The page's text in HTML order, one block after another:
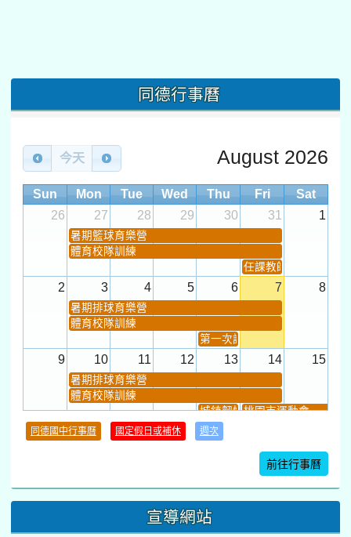
同德行事曆
今天 August 2026
Sun Mon Tue Wed Thu Fri
Sat
26
27 28 29 30 31 1
暑期籃球育樂營
體育校隊訓練
任課教師抽籤
2 3 4 5 6 7 8
暑期排球育樂營
體育校隊訓練
第一次課發會 (12:30~)
9 10 11 12 13 14 15
暑期排球育樂營
體育校隊訓練
城鎮韌性(防空)演習
桃園市運動會
暑期體育育樂營結束
21 22
桃園市運動會
數感實驗夏令營(整天)
同德國中行事曆 國定假日或補休 週次
前往行事曆
宣導網站